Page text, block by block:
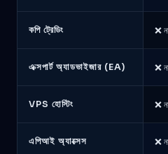
কপি ট্রেডিং ❌
এক্সপার্ট অ্যাডভাইজার (EA) ❌
VPS হোস্টিং ❌
এপিআই অ্যাক্সেস ❌